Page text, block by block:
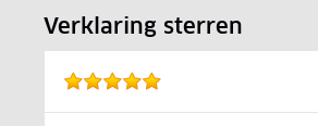
Verklaring sterren